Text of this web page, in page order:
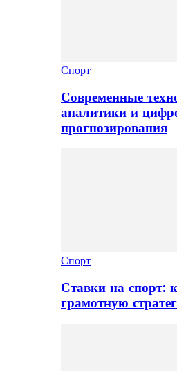
Спорт
Современные
аналитики и
прогнозирования
Спорт
Ставки на спорт:
грамотную